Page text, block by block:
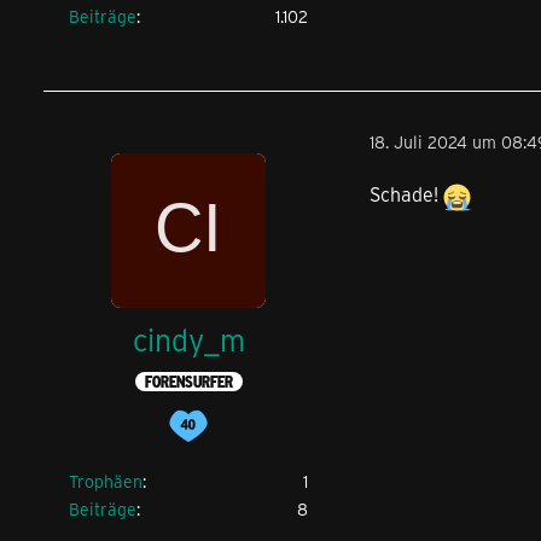
Beiträge
1.102
cindy_m
FORENSURFER
Trophäen
1
Beiträge
8
18. Juli 2024 um
Schade!